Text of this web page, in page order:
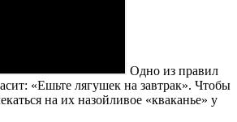
Одно из правил
«Ешьте лягушек на завтрак». Чтобы
на их назойливое «кваканье» у